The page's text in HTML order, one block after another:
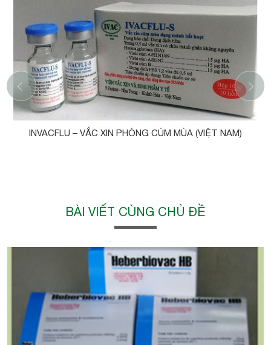
‹
INVACFLU – VẮC XIN PHÒNG CÚM MÙA (VIỆT NAM)
BÀI VIẾT CÙNG CHỦ ĐỀ